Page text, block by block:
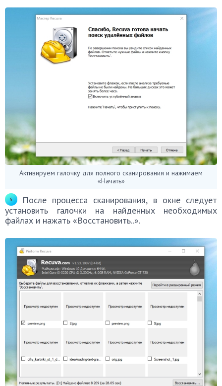
Активируем галочку для полного сканирования и нажимаем
«Начать»
После процесса сканирования, в окне следует
установить галочки на найденных необходимых
файлах и нажать «Восстановить..».